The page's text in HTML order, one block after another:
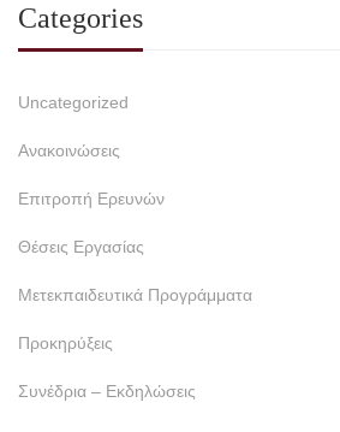
Categories
Uncategorized
Ανακοινώσεις
Επιτροπή Ερευνών
Θέσεις Εργασίας
Μετεκπαιδευτικά Προγράμματα
Προκηρύξεις
Συνέδρια – Εκδηλώσεις